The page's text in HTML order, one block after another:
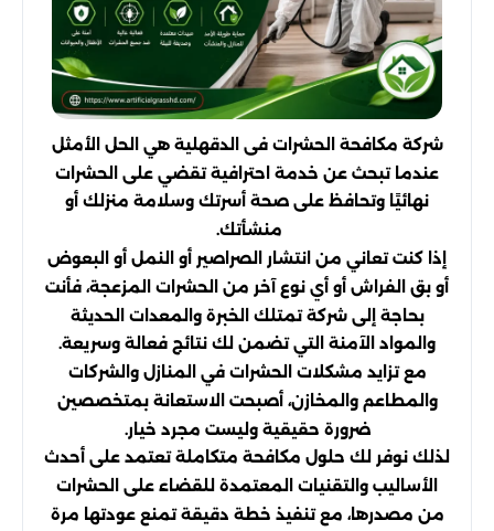
شركة مكافحة الحشرات فى الدقهلية هي الحل الأمثل
عندما تبحث عن خدمة احترافية تقضي على الحشرات
نهائيًا وتحافظ على صحة أسرتك وسلامة منزلك أو
منشأتك.
إذا كنت تعاني من انتشار الصراصير أو النمل أو البعوض
أو بق الفراش أو أي نوع آخر من الحشرات المزعجة، فأنت
بحاجة إلى شركة تمتلك الخبرة والمعدات الحديثة
والمواد الآمنة التي تضمن لك نتائج فعالة وسريعة.
مع تزايد مشكلات الحشرات في المنازل والشركات
والمطاعم والمخازن، أصبحت الاستعانة بمتخصصين
ضرورة حقيقية وليست مجرد خيار.
لذلك نوفر لك حلول مكافحة متكاملة تعتمد على أحدث
الأساليب والتقنيات المعتمدة للقضاء على الحشرات
من مصدرها، مع تنفيذ خطة دقيقة تمنع عودتها مرة